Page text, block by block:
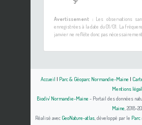
Avertissement :Les observations
enregistrées à la date du 01/01. La
janvier ne reflète donc pas
Accueil | Parc & Géoparc Normandie-Maine |
Mentions
Biodiv' Normandie-Maine - Portail des données
Maine , 2018-
Réalisé avec GeoNature-atlas , développé par le